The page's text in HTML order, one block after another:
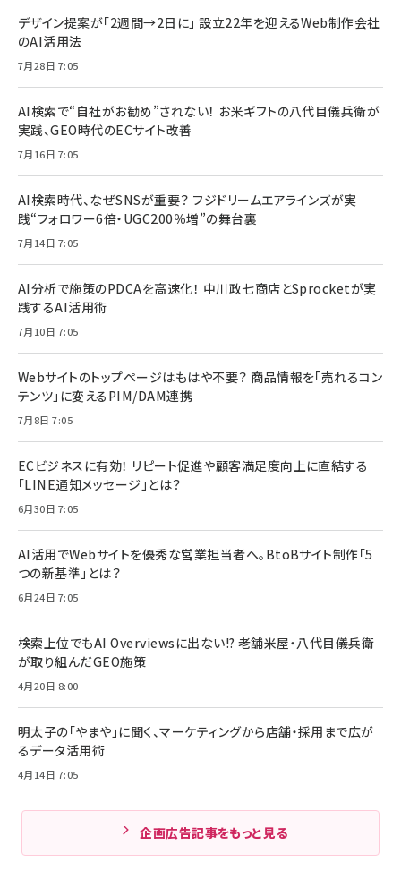
デザイン提案が「2週間→2日に」 設立22年を迎えるWeb制作会社
のAI活用法
7月28日 7:05
AI検索で“自社がお勧め”されない！ お米ギフトの八代目儀兵衛が
実践、GEO時代のECサイト改善
7月16日 7:05
AI検索時代、なぜSNSが重要？ フジドリームエアラインズが実
践“フォロワー6倍・UGC200％増”の舞台裏
7月14日 7:05
AI分析で施策のPDCAを高速化！ 中川政七商店とSprocketが実
践するAI活用術
7月10日 7:05
Webサイトのトップページはもはや不要？ 商品情報を「売れるコン
テンツ」に変えるPIM/DAM連携
7月8日 7:05
ECビジネスに有効！ リピート促進や顧客満足度向上に直結する
「LINE通知メッセージ」とは？
6月30日 7:05
AI活用でWebサイトを優秀な営業担当者へ。BtoBサイト制作「5
つの新基準」とは？
6月24日 7:05
検索上位でもAI Overviewsに出ない!? 老舗米屋・八代目儀兵衛
が取り組んだGEO施策
4月20日 8:00
明太子の「やまや」に聞く、マーケティングから店舗・採用まで広が
るデータ活用術
4月14日 7:05
企画広告記事をもっと見る